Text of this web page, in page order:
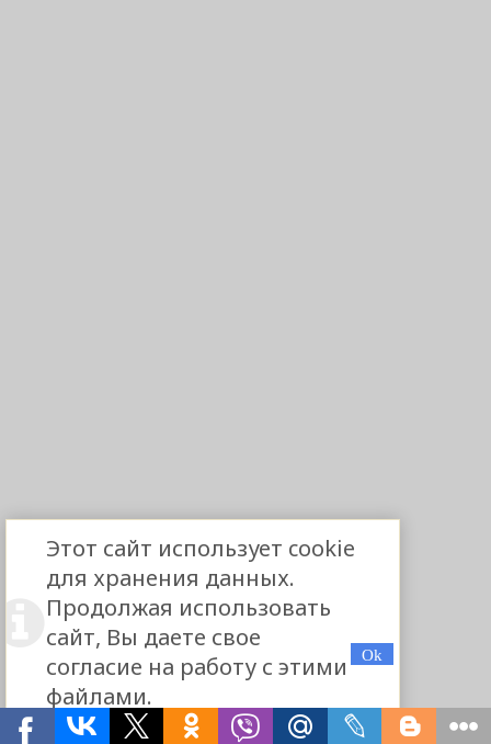
Этот сайт использует cookie
для хранения данных.
Продолжая использовать
сайт, Вы даете свое
согласие на работу с этими
файлами.